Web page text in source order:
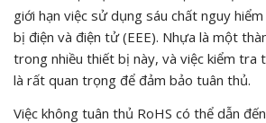
giới hạn việc sử dụng sáu chất nguy
bị điện và điện tử (EEE). Nhựa là một
trong nhiều thiết bị này, và việc kiểm tra
là rất quan trọng để đảm bảo tuân thủ.
Việc không tuân thủ RoHS có thể dẫn